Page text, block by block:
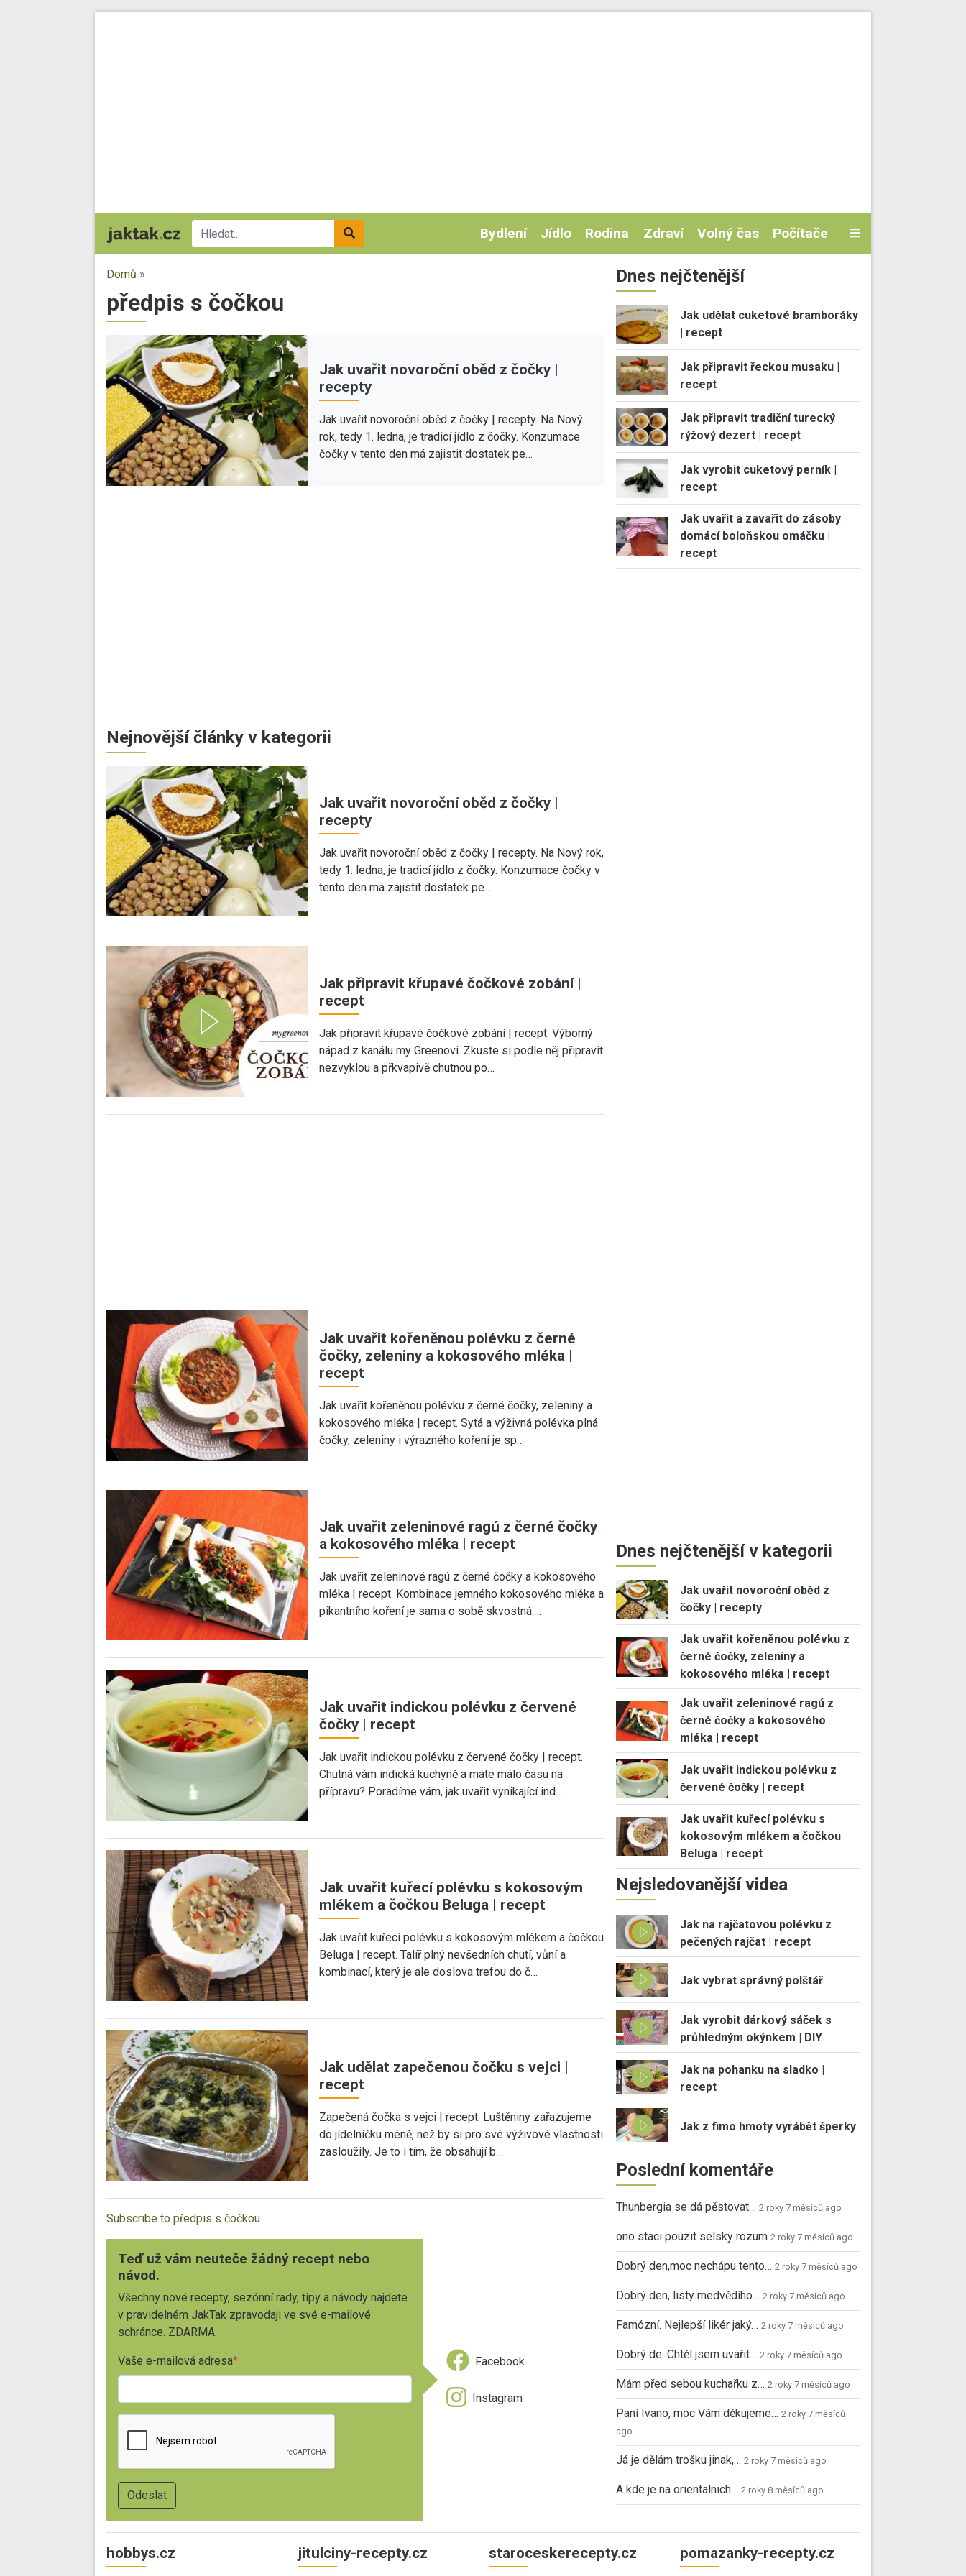
Bydlení Jídlo Rodina Zdraví Volný čas Počítače
Domů »
předpis s čočkou
Jak uvařit novoroční oběd z čočky |
recepty
Jak uvařit novoroční oběd z čočky | recepty. Na Nový
rok, tedy 1. ledna, je tradicí jídlo z čočky. Konzumace
čočky v tento den má zajistit dostatek pe…
Nejnovější články v kategorii
Jak uvařit novoroční oběd z čočky |
recepty
Jak uvařit novoroční oběd z čočky | recepty. Na Nový rok,
tedy 1. ledna, je tradicí jídlo z čočky. Konzumace čočky v
tento den má zajistit dostatek pe…
Jak připravit křupavé čočkové zobání |
recept
Jak připravit křupavé čočkové zobání | recept. Výborný
nápad z kanálu my Greenovi. Zkuste si podle něj připravit
nezvyklou a přkvapivě chutnou po…
Jak uvařit kořeněnou polévku z černé
čočky, zeleniny a kokosového mléka |
recept
Jak uvařit kořeněnou polévku z černé čočky, zeleniny a
kokosového mléka | recept. Sytá a výživná polévka plná
čočky, zeleniny i výrazného koření je sp…
Jak uvařit zeleninové ragú z černé čočky
a kokosového mléka | recept
Jak uvařit zeleninové ragú z černé čočky a kokosového
mléka | recept. Kombinace jemného kokosového mléka a
pikantního koření je sama o sobě skvostná.…
Jak uvařit indickou polévku z červené
čočky | recept
Jak uvařit indickou polévku z červené čočky | recept.
Chutná vám indická kuchyně a máte málo času na
přípravu? Poradíme vám, jak uvařit vynikající ind…
Jak uvařit kuřecí polévku s kokosovým
mlékem a čočkou Beluga | recept
Jak uvařit kuřecí polévku s kokosovým mlékem a čočkou
Beluga | recept. Talíř plný nevšedních chutí, vůní a
kombinací, který je ale doslova trefou do č…
Jak udělat zapečenou čočku s vejci |
recept
Zapečená čočka s vejci | recept. Luštěniny zařazujeme
do jídelníčku méně, než by si pro své výživové vlastnosti
zasloužily. Je to i tím, že obsahují b…
Subscribe to předpis s čočkou
Teď už vám neuteče žádný recept nebo
návod.
Všechny nové recepty, sezónní rady, tipy a návody najdete
v pravidelném JakTak zpravodaji ve své e-mailové
schránce. ZDARMA.
Vaše e-mailová adresa Facebook
Instagram
Dnes nejčtenější
Jak udělat cuketové bramboráky
| recept
Jak připravit řeckou musaku |
recept
Jak připravit tradiční turecký
rýžový dezert | recept
Jak vyrobit cuketový perník |
recept
Jak uvařit a zavařit do zásoby
domácí boloňskou omáčku |
recept
Dnes nejčtenější v kategorii
Jak uvařit novoroční oběd z
čočky | recepty
Jak uvařit kořeněnou polévku z
černé čočky, zeleniny a
kokosového mléka | recept
Jak uvařit zeleninové ragú z
černé čočky a kokosového
mléka | recept
Jak uvařit indickou polévku z
červené čočky | recept
Jak uvařit kuřecí polévku s
kokosovým mlékem a čočkou
Beluga | recept
Nejsledovanější videa
Jak na rajčatovou polévku z
pečených rajčat | recept
Jak vybrat správný polštář
Jak vyrobit dárkový sáček s
průhledným okýnkem | DIY
Jak na pohanku na sladko |
recept
Jak z fimo hmoty vyrábět šperky
Poslední komentáře
Thunbergia se dá pěstovat… 2 roky 7 měsíců ago
ono staci pouzit selsky rozum 2 roky 7 měsíců ago
Dobrý den,moc nechápu tento… 2 roky 7 měsíců ago
Dobrý den, listy medvědího… 2 roky 7 měsíců ago
Famózní. Nejlepší likér jaký… 2 roky 7 měsíců ago
Dobrý de. Chtěl jsem uvařit… 2 roky 7 měsíců ago
Mám před sebou kuchařku z… 2 roky 7 měsíců ago
Paní Ivano, moc Vám děkujeme… 2 roky 7 měsíců
ago
Já je dělám trošku jinak,… 2 roky 7 měsíců ago
A kde je na orientalnich… 2 roky 8 měsíců ago
hobbys.cz jitulciny-recepty.cz staroceskerecepty.cz pomazanky-recepty.cz